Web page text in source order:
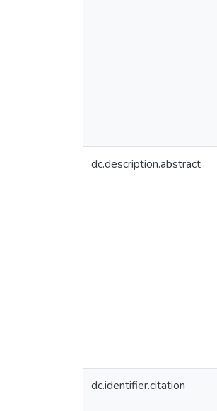
dc.description.abstract
dc.identifier.citation